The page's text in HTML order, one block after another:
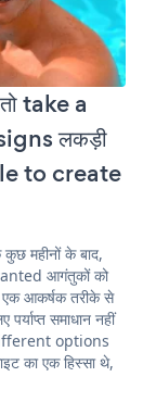
take a
लकड़ी
to create
महीनों के बाद,
आगंतुकों को
एक आकर्षक तरीके से
समाधान नहीं
options
का एक हिस्सा थे,